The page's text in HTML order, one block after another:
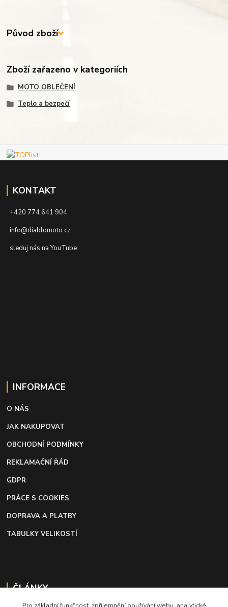
Původ zboží
Zboží zařazeno v kategoriích
MOTO OBLEČENÍ
Teplo a bezpečí
KONTAKT
+420 774 641 904
info@diablomoto.cz
sleduj nás na YouTube
INFORMACE
O NÁS
JAK NAKUPOVAT
OBCHODNÍ PODMÍNKY
REKLAMAČNÍ ŘÁD
GDPR
PRÁCE S COOKIES
DOPRAVA A PLATBY
TABULKY VELIKOSTÍ
ČLÁNKY